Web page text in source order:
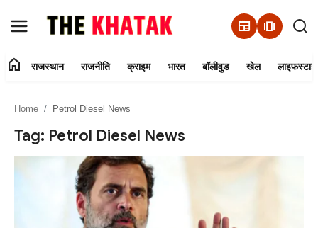
newspaper amp_stories
Contact Us
home राजस्थान राजनीति क्राइम भारत बॉलीवुड खेल
Home Petrol Diesel News
Tag: Petrol Diesel News